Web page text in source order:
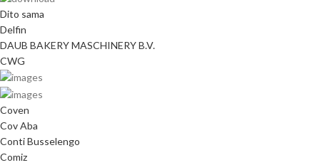
Dito sama
Delfin
DAUB BAKERY MASCHINERY B.V.
CWG
Coven
Cov Aba
Conti Busselengo
Comiz